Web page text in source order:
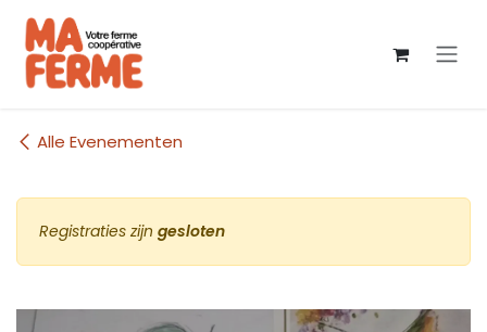
Alle Evenementen
Registraties zijn gesloten